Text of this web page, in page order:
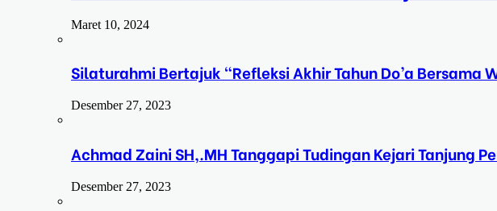
Maret 10, 2024
Silaturahmi Bertajuk “Refleksi Akhir Tahun Do’a
Desember 27, 2023
Achmad Zaini SH,.MH Tanggapi Tudingan Kejari Tanjung
Desember 27, 2023